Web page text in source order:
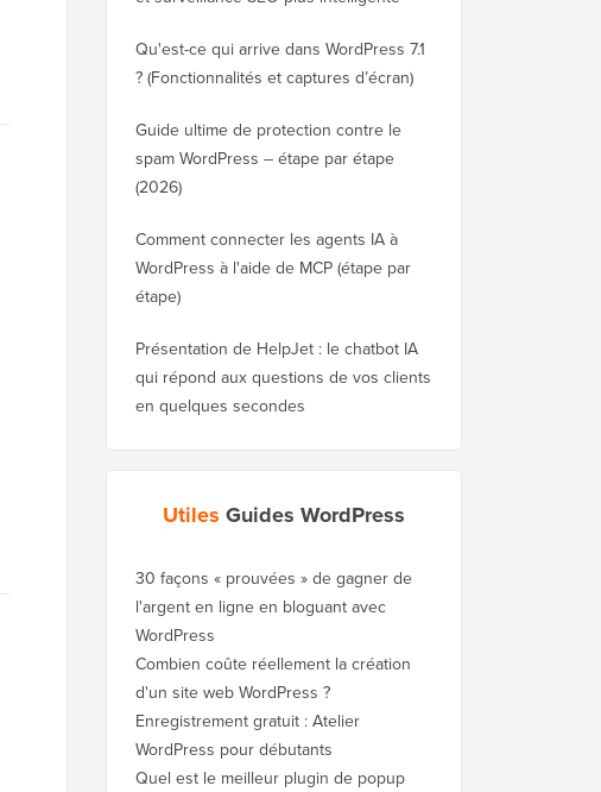
Qu'est-ce qui arrive dans WordPress 7.1
? (Fonctionnalités et captures d’écran)
Guide ultime de protection contre le
spam WordPress – étape par étape
(2026)
Comment connecter les agents IA à
WordPress à l'aide de MCP (étape par
étape)
Présentation de HelpJet : le chatbot IA
qui répond aux questions de vos clients
en quelques secondes
Utiles Guides WordPress
30 façons « prouvées » de gagner de
l'argent en ligne en bloguant avec
WordPress
Combien coûte réellement la création
d'un site web WordPress ?
Enregistrement gratuit : Atelier
WordPress pour débutants
Quel est le meilleur plugin de popup